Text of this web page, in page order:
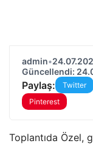
admin•
Güncellendi:
Paylaş: Twitter
Pinterest
Toplantıda Özel,